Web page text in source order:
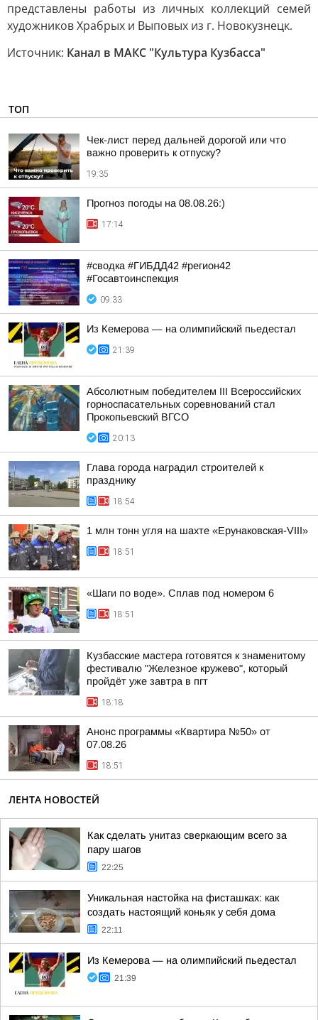
представлены работы из личных коллекций семей
художников Храбрых и Выповых из г. Новокузнецк.
Источник: Канал в МАКС "Культура Кузбасса"
ТОП
Чек-лист перед дальней дорогой или что
важно проверить к отпуску?
19:35
Прогноз погоды на 08.08.26:)
17:14
#сводка #ГИБДД42 #регион42
#Госавтоинспекция
09:33
Из Кемерова — на олимпийский пьедестал
21:39
Абсолютным победителем III Всероссийских
горноспасательных соревнований стал
Прокопьевский ВГСО
20:13
Глава города наградил строителей к
празднику
18:54
1 млн тонн угля на шахте «Ерунаковская-VIII»
18:51
«Шаги по воде». Сплав под номером 6
18:51
Кузбасские мастера готовятся к знаменитому
фестивалю "Железное кружево", который
пройдёт уже завтра в пгт
18:18
Анонс программы «Квартира №50» от
07.08.26
18:51
ЛЕНТА НОВОСТЕЙ
Как сделать унитаз сверкающим всего за
пару шагов
22:25
Уникальная настойка на фисташках: как
создать настоящий коньяк у себя дома
22:11
Из Кемерова — на олимпийский пьедестал
21:39